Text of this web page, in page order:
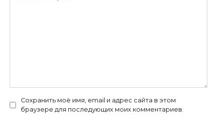
Сохранить моё имя, email и адрес сайта в этом
браузере для последующих моих комментариев.